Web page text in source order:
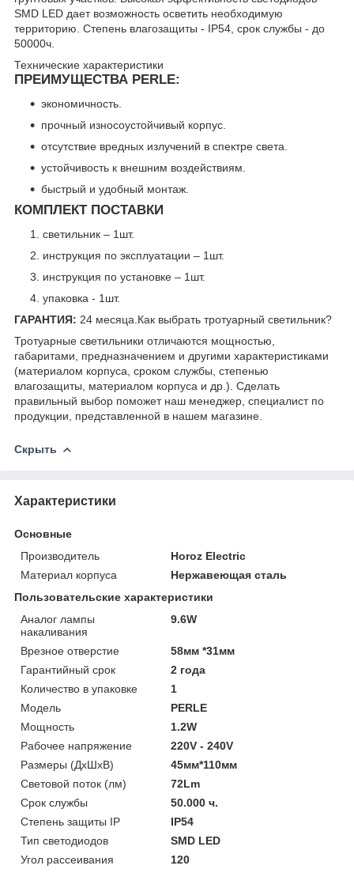
SMD LED дает возможность осветить необходимую
территорию. Cтепень влагозащиты - IP54, срок службы - до
50000ч.
Технические характеристики
ПРЕИМУЩЕСТВА PERLE:
экономичность.
прочный износоустойчивый корпус.
отсутствие вредных излучений в спектре света.
устойчивость к внешним воздействиям.
быстрый и удобный монтаж.
КОМПЛЕКТ ПОСТАВКИ
светильник – 1шт.
инструкция по эксплуатации – 1шт.
инструкция по установке – 1шт.
упаковка - 1шт.
ГАРАНТИЯ: 24 месяца. Как выбрать тротуарный светильник?
Тротуарные светильники отличаются мощностью,
габаритами, предназначением и другими характеристиками
(материалом корпуса, сроком службы, степенью
влагозащиты, материалом корпуса и др.). Сделать
правильный выбор поможет наш менеджер, специалист по
продукции, представленной в нашем магазине.
Скрыть
Характеристики
Основные
Производитель
Horoz Electric
Материал корпуса
Нержавеющая сталь
Пользовательские характеристики
Аналог лампы
накаливания
9.6W
Врезное отверстие
58мм *31мм
Гарантийный срок
2 года
Количество в упаковке
1
Модель
PERLE
Мощность
1.2W
Рабочее напряжение
220V - 240V
Размеры (ДхШхВ)
45мм*110мм
Световой поток (лм)
72Lm
Срок службы
50.000 ч.
Степень защиты IP
IP54
Тип светодиодов
SMD LED
Угол рассеивания
120